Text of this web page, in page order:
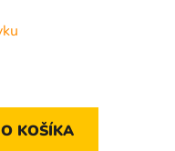
KOŠÍKA